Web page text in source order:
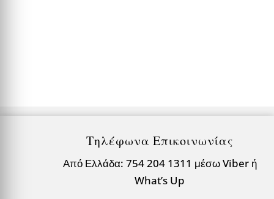
Τηλέφωνα Επικοινωνίας
Από Ελλάδα: 754 204 1311 μέσω Viber ή
What’s Up